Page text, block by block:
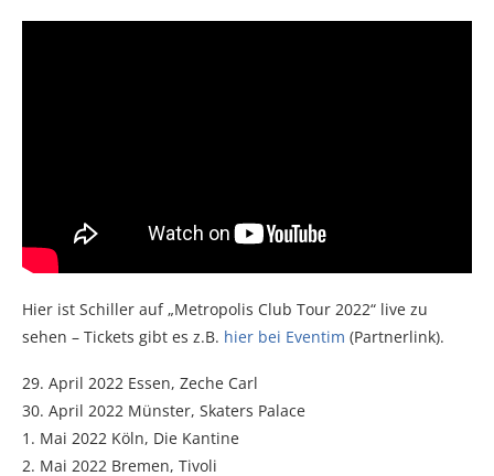
Hier ist Schiller auf „Metropolis Club Tour 2022“ live zu
sehen – Tickets gibt es z.B. hier bei Eventim (Partnerlink).
29. April 2022 Essen, Zeche Carl
30. April 2022 Münster, Skaters Palace
1. Mai 2022 Köln, Die Kantine
2. Mai 2022 Bremen, Tivoli